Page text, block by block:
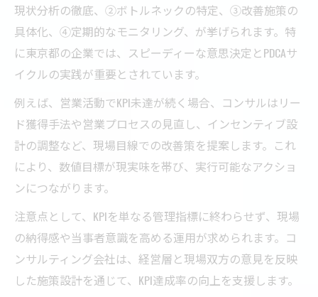
現状分析の徹底、②ボトルネックの特定、③改善施策の
具体化、④定期的なモニタリング、が挙げられます。特
に東京都の企業では、スピーディーな意思決定とPDCAサ
イクルの実践が重要とされています。
例えば、営業活動でKPI未達が続く場合、コンサルはリー
ド獲得手法や営業プロセスの見直し、インセンティブ設
計の調整など、現場目線での改善策を提案します。これ
により、数値目標が現実味を帯び、実行可能なアクショ
ンにつながります。
注意点として、KPIを単なる管理指標に終わらせず、現場
の納得感や当事者意識を高める運用が求められます。コ
ンサルティング会社は、経営層と現場双方の意見を反映
した施策設計を通じて、KPI達成率の向上を支援します。